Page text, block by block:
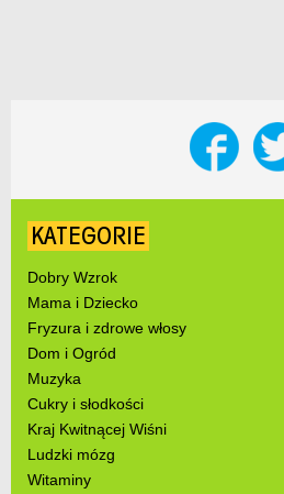
KATEGORIE
Dobry Wzrok
Mama i Dziecko
Fryzura i zdrowe włosy
Dom i Ogród
Muzyka
Cukry i słodkości
Kraj Kwitnącej Wiśni
Ludzki mózg
Witaminy